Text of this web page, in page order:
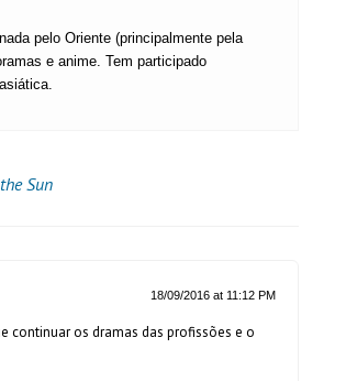
pelo Oriente (principalmente pela
e anime. Tem participado
Sun
18/09/2016 at 11:12 PM
continuar os dramas das profissões e o